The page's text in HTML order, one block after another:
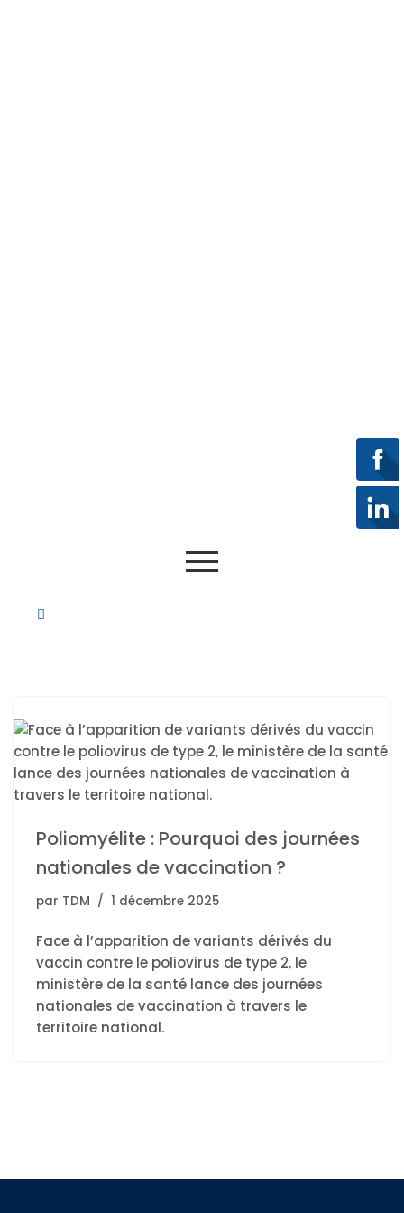
Poliomyélite : Pourquoi des journées
nationales de vaccination ?
par TDM 1 décembre 2025
Face à l’apparition de variants dérivés du
vaccin contre le poliovirus de type 2, le
ministère de la santé lance des journées
nationales de vaccination à travers le
territoire national.